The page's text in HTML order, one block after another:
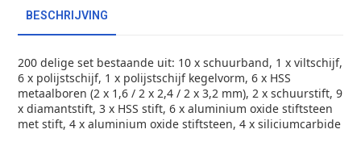
BESCHRIJVING
200 delige set bestaande uit: 10 x schuurband, 1 x viltschijf,
6 x polijstschijf, 1 x polijstschijf kegelvorm, 6 x HSS
metaalboren (2 x 1,6 / 2 x 2,4 / 2 x 3,2 mm), 2 x schuurstift, 9
x diamantstift, 3 x HSS stift, 6 x aluminium oxide stiftsteen
met stift, 4 x aluminium oxide stiftsteen, 4 x siliciumcarbide